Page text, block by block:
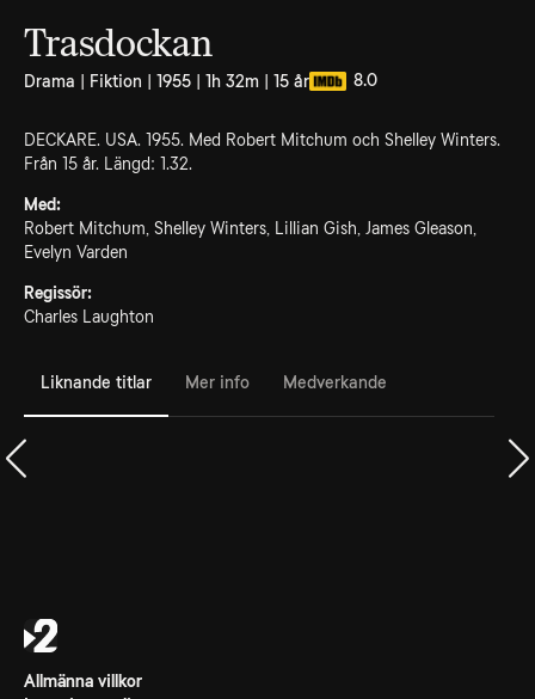
Trasdockan
Drama | Fiktion | 1955 | 1h 32m | 15 år 8.0
DECKARE. USA. 1955. Med Robert Mitchum och Shelley Winters.
Från 15 år. Längd: 1.32.
Med:
Robert Mitchum, Shelley Winters, Lillian Gish, James Gleason,
Evelyn Varden
Regissör:
Charles Laughton
Liknande titlar Mer info Medverkande
Allmänna villkor